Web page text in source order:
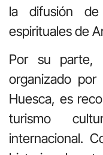
la difusión
espirituales de
Por su parte,
organizado por
Huesca, es
turismo
internacional.